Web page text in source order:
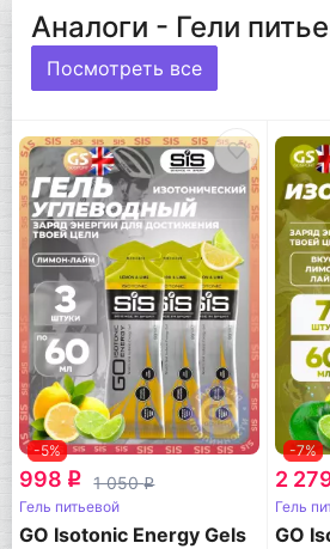
Аналоги - Гели
Посмотреть все
-5%
998 q 1 050q
Гель питьевой
GO Isotonic Energy Gels
-7%
2
Гель
GO